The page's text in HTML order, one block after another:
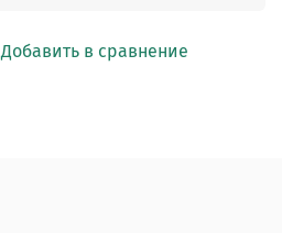
Добавить в сравнение